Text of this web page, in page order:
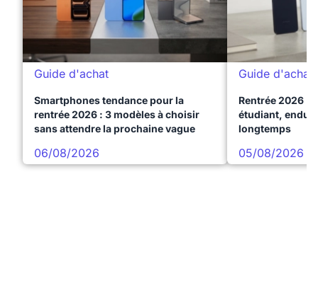
Guide d'achat
Smartphones tendance pour la
rentrée 2026 : 3 modèles à choisir
sans attendre la prochaine vague
06/08/2026
Guide d'achat
Rentrée 2026 :
étudiant,
longtemps
05/08/2026